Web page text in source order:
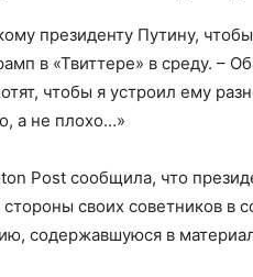
президенту Путину,
в «Твиттере» в среду. –
чтобы я устроил ему
а не плохо…»
Post сообщила, что
своих советников в
содержавшуюся в